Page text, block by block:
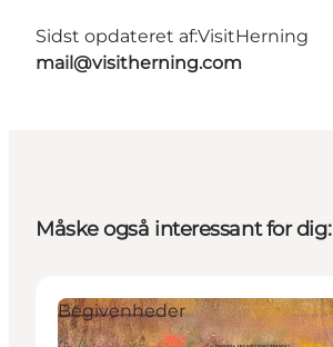
Sidst opdateret af:VisitHerning
mail@visitherning.com
Måske også interessant for dig:
Begivenheder